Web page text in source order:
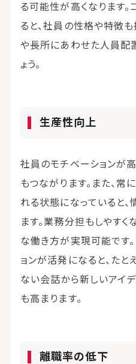
る可能性が高くなります
ると、社員の性格や特徴
や長所にあわせた人員配
ょう。
生産性向上
社員のモチベーションが
もつながります。また、常
れる状態になっていると
ます。業務分担もしやすく
な働き方が実現可能です
ョンが活発になると、たと
ない会話から新しいアイ
も高まります。
離職率の低下